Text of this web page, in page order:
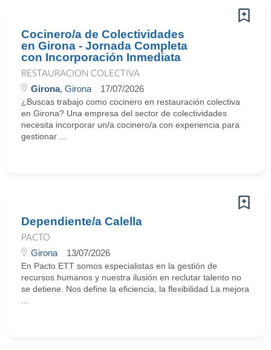
Cocinero/a de Colectividades
en Girona - Jornada Completa
con Incorporación Inmediata
RESTAURACION COLECTIVA
Girona, Girona 17/07/2026
¿Buscas trabajo como cocinero en restauración colectiva
en Girona? Una empresa del sector de colectividades
necesita incorporar un/a cocinero/a con experiencia para
gestionar ...
Dependiente/a Calella
PACTO
Girona 13/07/2026
En Pacto ETT somos especialistas en la gestión de
recursos humanos y nuestra ilusión en reclutar talento no
se detiene. Nos define la eficiencia, la flexibilidad La mejora